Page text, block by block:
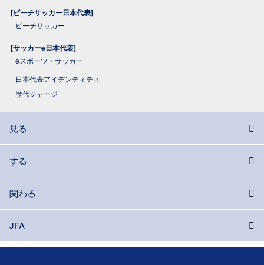
[ビーチサッカー日本代表]
ビーチサッカー
[サッカーe日本代表]
eスポーツ・サッカー
日本代表アイデンティティ
歴代ジャージ
見る
する
関わる
JFA